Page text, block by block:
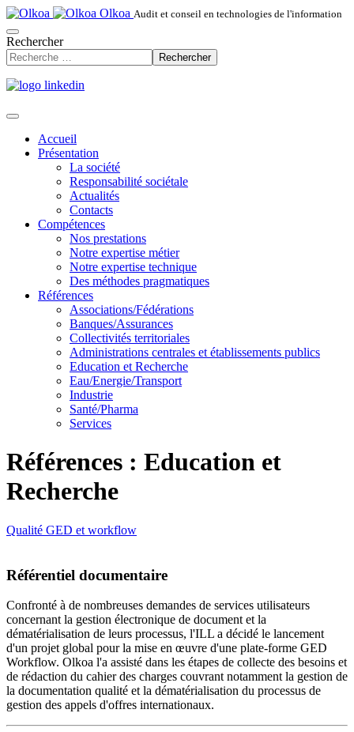
Olkoa Audit et conseil en technologies de l'information
Rechercher
Rechercher
Accueil
Présentation
La société
Responsabilité sociétale
Actualités
Contacts
Compétences
Nos prestations
Notre expertise métier
Notre expertise technique
Des méthodes pragmatiques
Références
Associations/Fédérations
Banques/Assurances
Collectivités territoriales
Administrations centrales et établissements publics
Education et Recherche
Eau/Energie/Transport
Industrie
Santé/Pharma
Services
Références : Education et
Recherche
Qualité GED et workflow
Référentiel documentaire
Confronté à de nombreuses demandes de services utilisateurs
concernant la gestion électronique de document et la
dématérialisation de leurs processus, l'ILL a décidé le lancement
d'un projet global pour la mise en œuvre d'une plate-forme GED
Workflow. Olkoa l'a assisté dans les étapes de collecte des besoins et
de rédaction du cahier des charges couvrant notamment la gestion de
la documentation qualité et la dématérialisation du processus de
gestion des appels d'offres internationaux.